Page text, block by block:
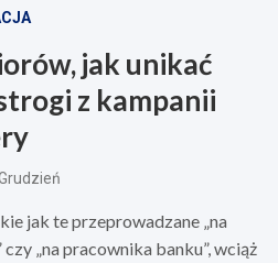
jak unikać
z kampanii
jak te przeprowadzane „na
czy „na pracownika banku”, wciąż